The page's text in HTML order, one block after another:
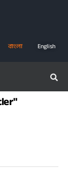
বাংলা English